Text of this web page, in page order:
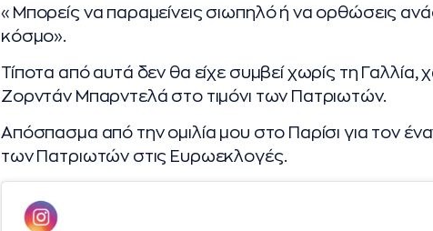
«Μπορείς να παραμείνεις σιωπηλό ή να ορθώσεις
κόσμο».
Τίποτα από αυτά δεν θα είχε συμβεί χωρίς τη Γαλλία,
Ζορντάν Μπαρντελά στο τιμόνι των Πατριωτών.
Απόσπασμα από την ομιλία μου στο Παρίσι για τον
των Πατριωτών στις Ευρωεκλογές.